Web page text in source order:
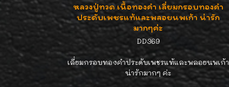
หลวงปู่ทวด เนื้อทองคำ เลี่ยมกรอบทองคำ
ประดับเพชรแท้และพลอยนพเก้า น่ารัก
มากๆค่ะ
DD369
เลี่ยมกรอบทองคำประดับเพชรแท้และพลอยนพเก้า
น่ารักมากๆ ค่ะ